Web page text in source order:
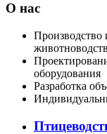
О нас
Производство
оборудования
Разработка